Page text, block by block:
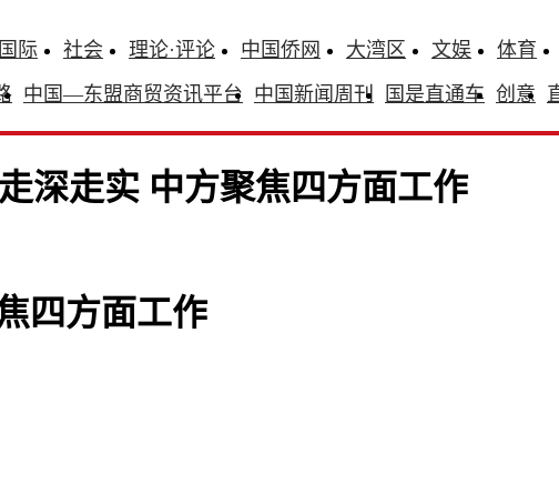
国际 社会 理论·评论 中国侨网 大湾区 文娱 体育
中国—东盟商贸资讯平台 中国新闻周刊 国是直通车 创意
深走实 中方聚焦四方面工作
四方面工作